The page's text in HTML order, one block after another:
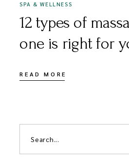
SPA & WELLNESS
12 types of
one is right for
READ MORE